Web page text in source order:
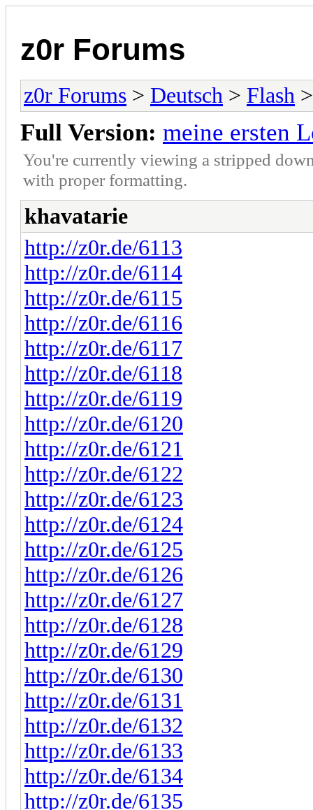
z0r Forums
z0r Forums > Deutsch > Flash
Full Version: meine ersten
You're currently viewing a stripped
with proper formatting.
khavatarie
http://z0r.de/6113
http://z0r.de/6114
http://z0r.de/6115
http://z0r.de/6116
http://z0r.de/6117
http://z0r.de/6118
http://z0r.de/6119
http://z0r.de/6120
http://z0r.de/6121
http://z0r.de/6122
http://z0r.de/6123
http://z0r.de/6124
http://z0r.de/6125
http://z0r.de/6126
http://z0r.de/6127
http://z0r.de/6128
http://z0r.de/6129
http://z0r.de/6130
http://z0r.de/6131
http://z0r.de/6132
http://z0r.de/6133
http://z0r.de/6134
http://z0r.de/6135